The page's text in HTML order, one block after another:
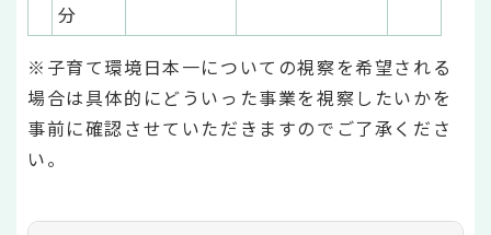
分
※子育て環境日本一についての視察を希望される
場合は具体的にどういった事業を視察したいかを
事前に確認させていただきますのでご了承くださ
い。